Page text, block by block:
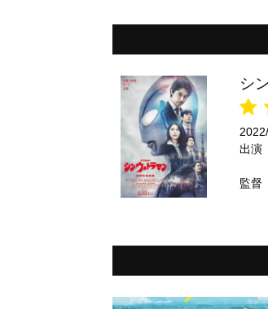
シ
出演
監督